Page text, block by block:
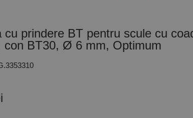
cu prindere BT pentru scule cu
con BT30, Ø 6 mm, Optimum